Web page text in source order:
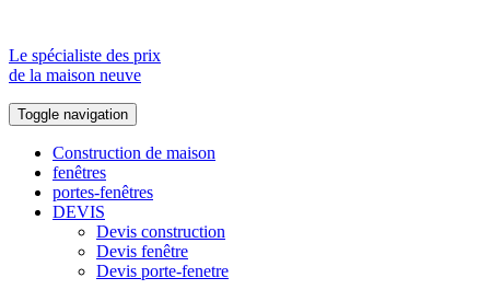
Le spécialiste des prix
de la maison neuve
Toggle navigation
Construction de maison
fenêtres
portes-fenêtres
DEVIS
Devis construction
Devis fenêtre
Devis porte-fenetre